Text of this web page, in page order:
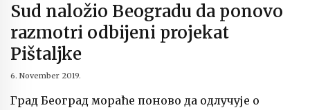
Sud naložio Beogradu da ponovo
razmotri odbijeni projekat
Pištaljke
6. November 2019.
Град Београд мораће поново да одлучује о